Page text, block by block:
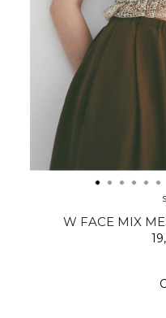
W FACE MIX